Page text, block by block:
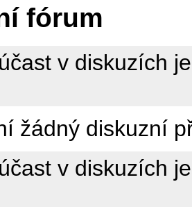
fórum
v diskuzích
žádný diskuzní
v diskuzích